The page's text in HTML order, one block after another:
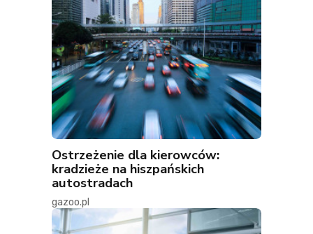
Ostrzeżenie dla kierowców:
kradzieże na hiszpańskich
autostradach
gazoo.pl